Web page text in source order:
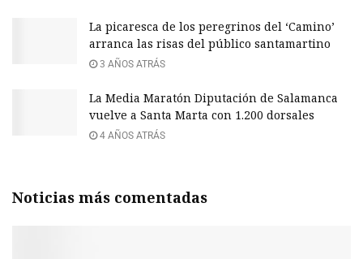
La picaresca de los peregrinos del ‘Camino’
arranca las risas del público santamartino
3 AÑOS ATRÁS
La Media Maratón Diputación de Salamanca
vuelve a Santa Marta con 1.200 dorsales
4 AÑOS ATRÁS
Noticias más comentadas